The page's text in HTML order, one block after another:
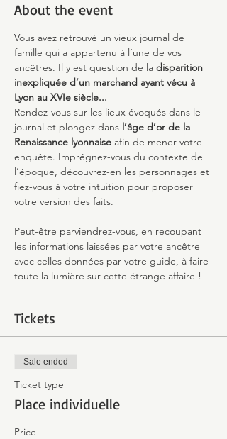
About the event
Vous avez retrouvé un vieux journal de
famille qui a appartenu à l’une de vos
ancêtres. Il y est question de la disparition
inexpliquée d’un marchand ayant vécu à
Lyon au XVIe siècle...
Rendez-vous sur les lieux évoqués dans le
journal et plongez dans l’âge d’or de la
Renaissance lyonnaise afin de mener votre
enquête. Imprégnez-vous du contexte de
l’époque, découvrez-en les personnages et
fiez-vous à votre intuition pour proposer
votre version des faits.
Peut-être parviendrez-vous, en recoupant
les informations laissées par votre ancêtre
avec celles données par votre guide, à faire
toute la lumière sur cette étrange affaire !
Tickets
Sale ended
Ticket type
Place individuelle
Price